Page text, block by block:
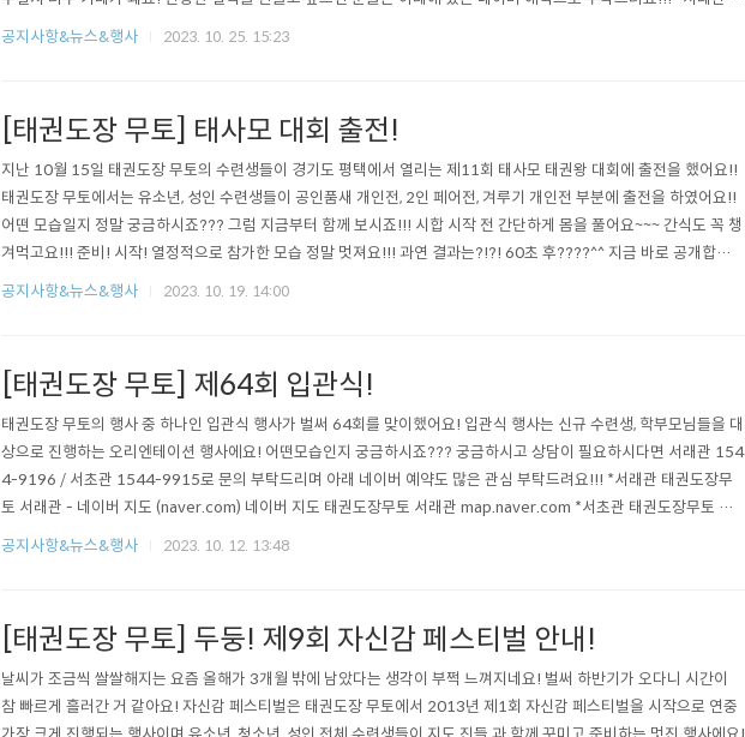
tps://map.naver.com/v5/search/%ED%83%9C%EA%B6%8C%EB%8F%84%EC%9E%A5%20%EB%A
공지사항&뉴스&행사 2023. 10. 25. 15:23
[태권도장 무토] 태사모 대회 출전!
지난 10월 15일 태권도장 무토의 수련생들이 경기도 평택에서 열리는 제11회 태사모 태권왕 대회에 출전을 했어요!!
태권도장 무토에서는 유소년, 성인 수련생들이 공인품새 개인전, 2인 페어전, 겨루기 개인전 부분에 출전을 하였어요!!
어떤 모습일지 정말 궁금하시죠??? 그럼 지금부터 함께 보시죠!!! 시합 시작 전 간단하게 몸을 풀어요~~~ 간식도 꼭 챙
겨먹고요!!! 준비! 시작! 열정적으로 참가한 모습 정말 멋져요!!! 과연 결과는?!?! 60초 후????^^ 지금 바로 공개합니
다!!! 메달의 색은 중요하지 않아요!!! 부상없이 즐겁게 최선을 다하고 후회가 남지 않는 그런 모습이 스포츠인 또는 무
공지사항&뉴스&행사 2023. 10. 19. 14:00
[태권도장 무토] 제64회 입관식!
태권도장 무토의 행사 중 하나인 입관식 행사가 벌써 64회를 맞이했어요! 입관식 행사는 신규 수련생, 학부모님들을 대
상으로 진행하는 오리엔테이션 행사에요! 어떤모습인지 궁금하시죠??? 궁금하시고 상담이 필요하시다면 서래관 154
4-9196 / 서초관 1544-9915로 문의 부탁드리며 아래 네이버 예약도 많은 관심 부탁드려요!!! *서래관 태권도장무
토 서래관 - 네이버 지도 (naver.com) 네이버 지도 태권도장무토 서래관 map.naver.com *서초관 태권도장무토 서
초관 - 네이버 지도 (naver.com) 네이버 지도 태권도장무토 서초관 map.naver.com 그럼 지금부터 행사가 어떻게 진
공지사항&뉴스&행사 2023. 10. 12. 13:48
[태권도장 무토] 두둥! 제9회 자신감 페스티벌 안내!
날씨가 조금씩 쌀쌀해지는 요즘 올해가 3개월 밖에 남았다는 생각이 부쩍 느껴지네요! 벌써 하반기가 오다니 시간이
참 빠르게 흘러간 거 같아요! 자신감 페스티벌은 태권도장 무토에서 2013년 제1회 자신감 페스티벌을 시작으로 연중